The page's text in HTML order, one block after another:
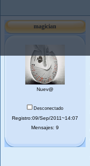
magician
Nuev@
Desconectado
Registro:09/Sep/2011~14:07
Mensajes: 9